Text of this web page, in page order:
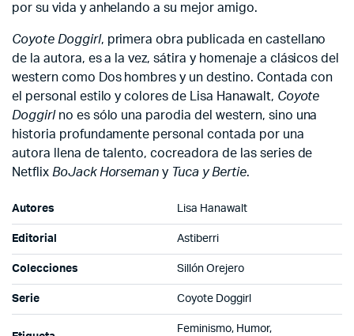
por su vida y anhelando a su mejor amigo.
Coyote Doggirl, primera obra publicada en castellano
de la autora, es a la vez, sátira y homenaje a clásicos del
western como Dos hombres y un destino. Contada con
el personal estilo y colores de Lisa Hanawalt, Coyote
Doggirlno es sólo una parodia del western, sino una
historia profundamente personal contada por una
autora llena de talento, cocreadora de las series de
Netflix BoJack Horseman y Tuca y Bertie.
Autores Lisa Hanawalt
Editorial Astiberri
Colecciones Sillón Orejero
Serie Coyote Doggirl
Feminismo, Humor,